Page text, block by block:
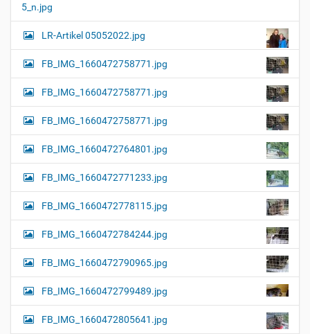
5_n.jpg
LR-Artikel 05052022.jpg
FB_IMG_1660472758771.jpg
FB_IMG_1660472758771.jpg
FB_IMG_1660472758771.jpg
FB_IMG_1660472764801.jpg
FB_IMG_1660472771233.jpg
FB_IMG_1660472778115.jpg
FB_IMG_1660472784244.jpg
FB_IMG_1660472790965.jpg
FB_IMG_1660472799489.jpg
FB_IMG_1660472805641.jpg